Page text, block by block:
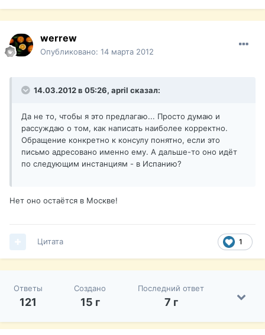
werrew
Опубликовано: 14 марта 2012
14.03.2012 в 05:26, april сказал:
Да не то, чтобы я это предлагаю... Просто думаю и
рассуждаю о том, как написать наиболее корректно.
Обращение конкретно к консулу понятно, если это
письмо адресовано именно ему. А дальше-то оно идёт
по следующим инстанциям - в Испанию?
Нет оно остаётся в Москве!
1
Цитата
Ответы
121
Создано
15 г
Последний ответ
7 г